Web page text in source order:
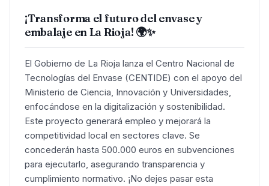
¡Transforma el futuro del envase y
embalaje en La Rioja! 🌍✨
El Gobierno de La Rioja lanza el Centro Nacional de
Tecnologías del Envase (CENTIDE) con el apoyo del
Ministerio de Ciencia, Innovación y Universidades,
enfocándose en la digitalización y sostenibilidad.
Este proyecto generará empleo y mejorará la
competitividad local en sectores clave. Se
concederán hasta 500.000 euros en subvenciones
para ejecutarlo, asegurando transparencia y
cumplimiento normativo. ¡No dejes pasar esta